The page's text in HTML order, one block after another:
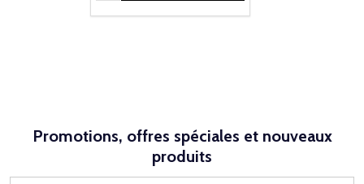
Promotions, offres spéciales et nouveaux
produits